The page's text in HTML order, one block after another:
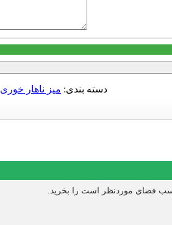
دسته بندی: میز ناهار خوری
فضای موردنظر است را بخرید.